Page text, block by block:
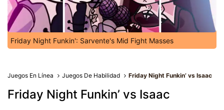
Friday Night Funkin': Sarvente's Mid Fight Masses
Juegos En Línea Juegos De Habilidad Friday Night Funkin’ vs Isaac
Friday Night Funkin’ vs Isaac